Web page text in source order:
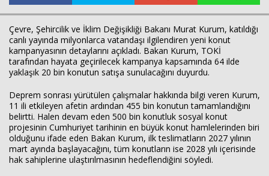
Çevre, Şehircilik ve İklim Değişikliği Bakanı Murat Kurum, katıldığı
canlı yayında milyonlarca vatandaşı ilgilendiren yeni konut
kampanyasının detaylarını açıkladı. Bakan Kurum, TOKİ
tarafından hayata geçirilecek kampanya kapsamında 64 ilde
yaklaşık 20 bin konutun satışa sunulacağını duyurdu.
Deprem sonrası yürütülen çalışmalar hakkında bilgi veren Kurum,
11 ili etkileyen afetin ardından 455 bin konutun tamamlandığını
belirtti. Halen devam eden 500 bin konutluk sosyal konut
projesinin Cumhuriyet tarihinin en büyük konut hamlelerinden biri
olduğunu ifade eden Bakan Kurum, ilk teslimatların 2027 yılının
mart ayında başlayacağını, tüm konutların ise 2028 yılı içerisinde
hak sahiplerine ulaştırılmasının hedeflendiğini söyledi.
Haberin Doğru Adresi.